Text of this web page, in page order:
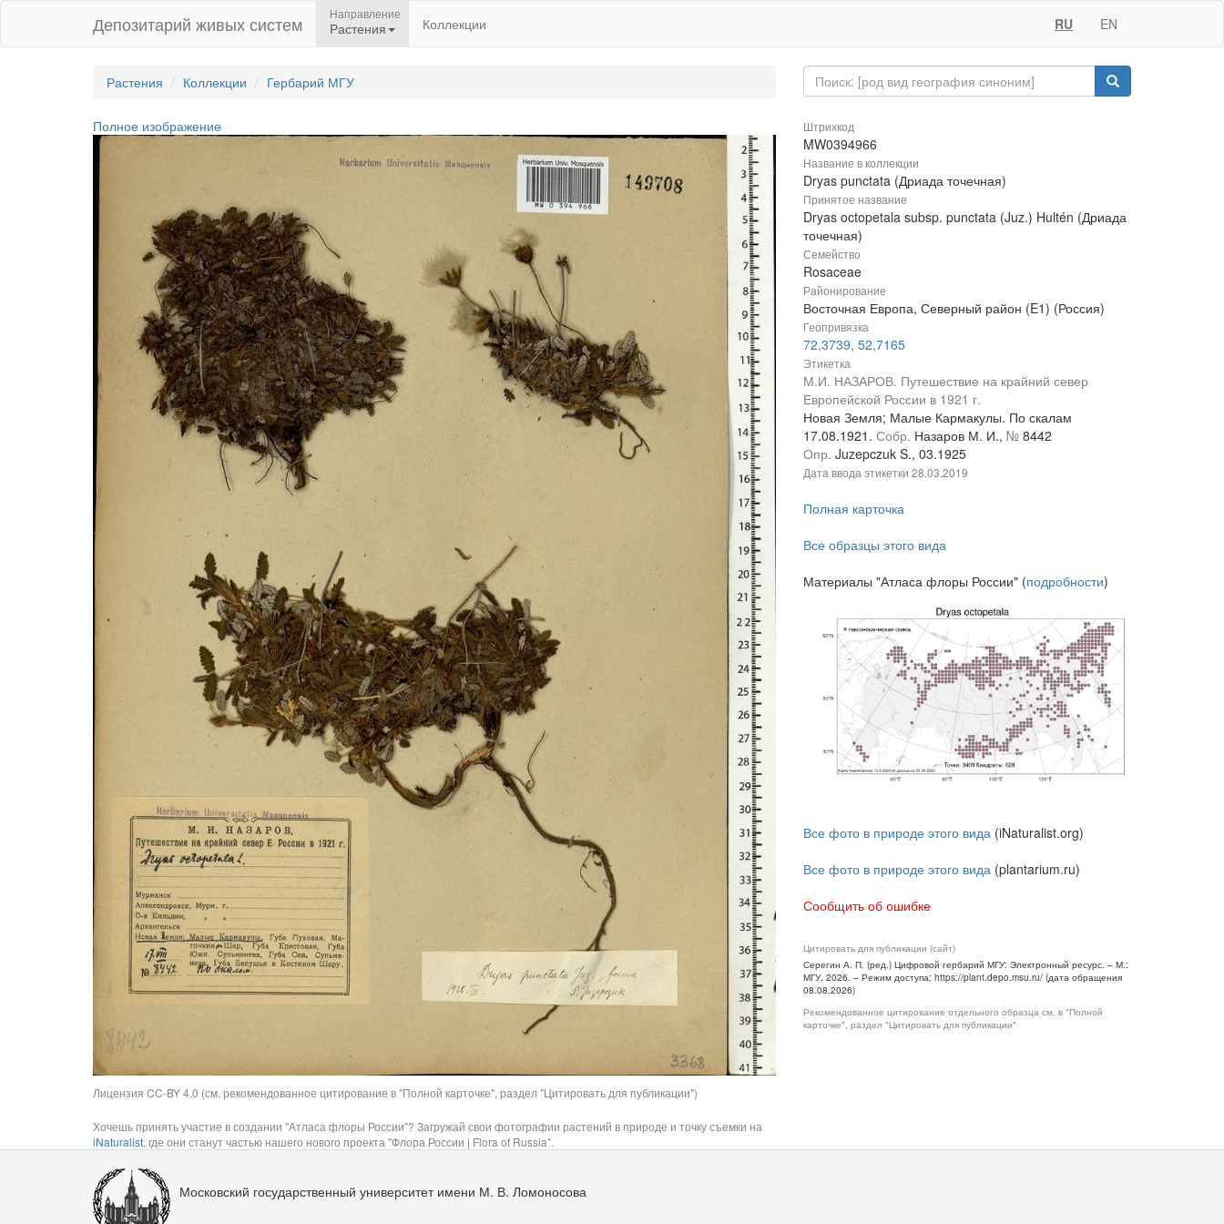
Депозитарий живых систем Направление
Растения Коллекции RU EN
Растения Коллекции Гербарий МГУ
Полное изображение
Лицензия CC-BY 4.0 (см. рекомендованное цитирование в "Полной карточке", раздел "Цитировать для публикации")
Хочешь принять участие в создании "Атласа флоры России"? Загружай свои фотографии растений в природе и точку съемки на
iNaturalist, где они станут частью нашего нового проекта "Флора России | Flora of Russia".
Штрихкод
MW0394966
Название в коллекции
Dryas punctata (Дриада точечная)
Принятое название
Dryas octopetala subsp. punctata (Juz.) Hultén (Дриада
точечная)
Семейство
Rosaceae
Районирование
Восточная Европа, Северный район (E1) (Россия)
Геопривязка
72,3739, 52,7165
Этикетка
М.И. НАЗАРОВ. Путешествие на крайний север
Европейской России в 1921 г.
Новая Земля; Малые Кармакулы. По скалам
17.08.1921. Собр. Назаров М. И., № 8442
Опр. Juzepczuk S., 03.1925
Дата ввода этикетки 28.03.2019
Полная карточка
Все образцы этого вида
Материалы "Атласа флоры России" (подробности)
Все фото в природе этого вида (iNaturalist.org)
Все фото в природе этого вида (plantarium.ru)
Сообщить об ошибке
Цитировать для публикации (сайт)
Серегин А. П. (ред.) Цифровой гербарий МГУ: Электронный ресурс. – М.:
МГУ, 2026. – Режим доступа: https://plant.depo.msu.ru/ (дата обращения
08.08.2026)
Рекомендованное цитирование отдельного образца см. в "Полной
карточке", раздел "Цитировать для публикации"
Московский государственный университет имени М. В. Ломоносова